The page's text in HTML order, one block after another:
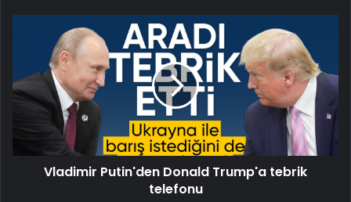
Putin'den
Trump'a
tebrik
telefonu
Vladimir Putin'den Donald Trump'a tebrik
telefonu